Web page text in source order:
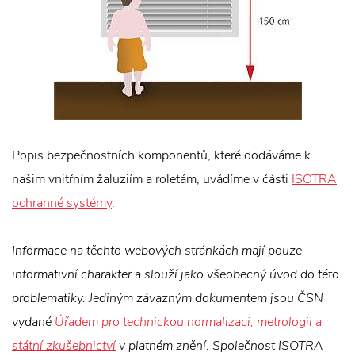
Popis bezpečnostních komponentů, které dodáváme k
našim vnitřním žaluziím a roletám, uvádíme v části ISOTRA
ochranné systémy.
Informace na těchto webových stránkách mají pouze
informativní charakter a slouží jako všeobecný úvod do této
problematiky. Jediným závazným dokumentem jsou ČSN
vydané Úřadem pro technickou normalizaci, metrologii a
státní zkušebnictvív platném znění. Společnost ISOTRA